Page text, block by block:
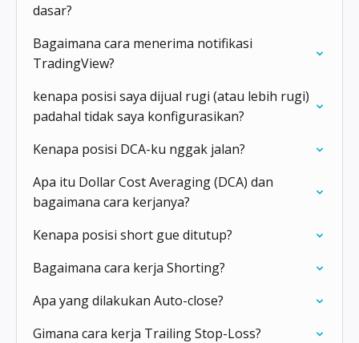
dasar?
Bagaimana cara menerima notifikasi
TradingView?
kenapa posisi saya dijual rugi (atau lebih rugi)
padahal tidak saya konfigurasikan?
Kenapa posisi DCA-ku nggak jalan?
Apa itu Dollar Cost Averaging (DCA) dan
bagaimana cara kerjanya?
Kenapa posisi short gue ditutup?
Bagaimana cara kerja Shorting?
Apa yang dilakukan Auto-close?
Gimana cara kerja Trailing Stop-Loss?